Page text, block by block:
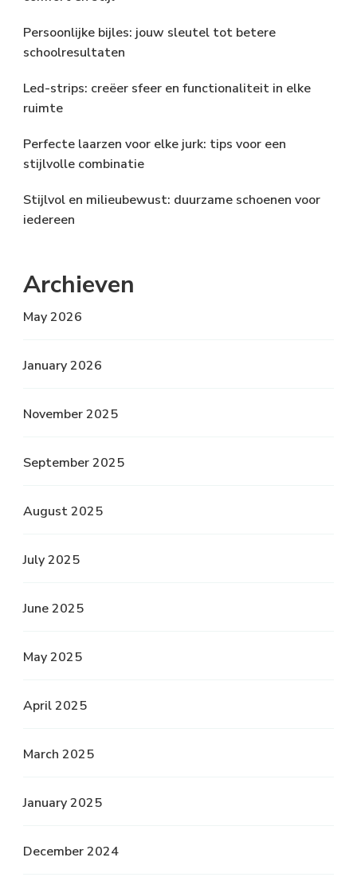
Persoonlijke bijles: jouw sleutel tot betere
schoolresultaten
Led-strips: creëer sfeer en functionaliteit in elke
ruimte
Perfecte laarzen voor elke jurk: tips voor een
stijlvolle combinatie
Stijlvol en milieubewust: duurzame schoenen voor
iedereen
Archieven
May 2026
January 2026
November 2025
September 2025
August 2025
July 2025
June 2025
May 2025
April 2025
March 2025
January 2025
December 2024